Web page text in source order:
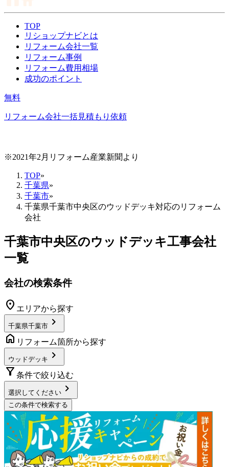
TOP
リショップナビとは
リフォーム会社一覧
リフォーム事例
リフォーム費用相場
成功のポイント
無料
リフォーム会社一括見積もり依頼
※2021年2月リフォーム産業新聞より
TOP»
千葉県»
千葉市»
千葉県千葉市中央区のウッドデッキ対応のリフォーム
会社
千葉市中央区のウッドデッキ工事会社
一覧
会社の検索条件
location_on エリアから探す
千葉県千葉市 chevron_right
home リフォーム箇所から探す
ウッドデッキ chevron_right
filter_alt 条件で絞り込む
選択してください chevron_right
この条件で検索する